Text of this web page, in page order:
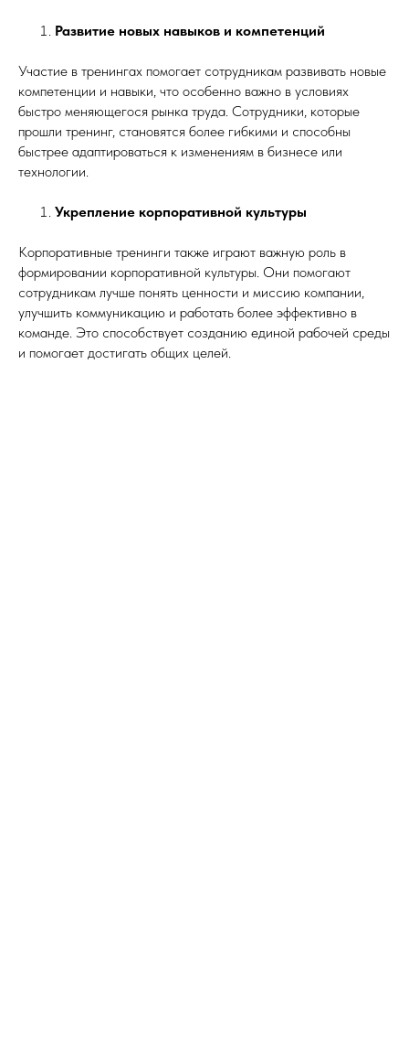
Развитие новых навыков и компетенций
Участие в тренингах помогает сотрудникам развивать новые
компетенции и навыки, что особенно важно в условиях
быстро меняющегося рынка труда. Сотрудники, которые
прошли тренинг, становятся более гибкими и способны
быстрее адаптироваться к изменениям в бизнесе или
технологии.
Укрепление корпоративной культуры
Корпоративные тренинги также играют важную роль в
формировании корпоративной культуры. Они помогают
сотрудникам лучше понять ценности и миссию компании,
улучшить коммуникацию и работать более эффективно в
команде. Это способствует созданию единой рабочей среды
и помогает достигать общих целей.